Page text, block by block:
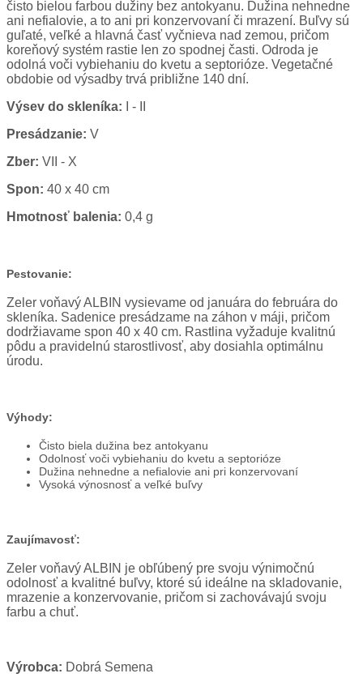
čisto bielou farbou dužiny bez antokyanu. Dužina nehnedne
ani nefialovie, a to ani pri konzervovaní či mrazení. Buľvy sú
guľaté, veľké a hlavná časť vyčnieva nad zemou, pričom
koreňový systém rastie len zo spodnej časti. Odroda je
odolná voči vybiehaniu do kvetu a septorióze. Vegetačné
obdobie od výsadby trvá približne 140 dní.
Výsev do skleníka: I - II
Presádzanie: V
Zber: VII - X
Spon: 40 x 40 cm
Hmotnosť balenia: 0,4 g
Pestovanie:
Zeler voňavý ALBIN vysievame od januára do februára do
skleníka. Sadenice presádzame na záhon v máji, pričom
dodržiavame spon 40 x 40 cm. Rastlina vyžaduje kvalitnú
pôdu a pravidelnú starostlivosť, aby dosiahla optimálnu
úrodu.
Výhody:
Čisto biela dužina bez antokyanu
Odolnosť voči vybiehaniu do kvetu a septorióze
Dužina nehnedne a nefialovie ani pri konzervovaní
Vysoká výnosnosť a veľké buľvy
Zaujímavosť:
Zeler voňavý ALBIN je obľúbený pre svoju výnimočnú
odolnosť a kvalitné buľvy, ktoré sú ideálne na skladovanie,
mrazenie a konzervovanie, pričom si zachovávajú svoju
farbu a chuť.
Výrobca: Dobrá Semena